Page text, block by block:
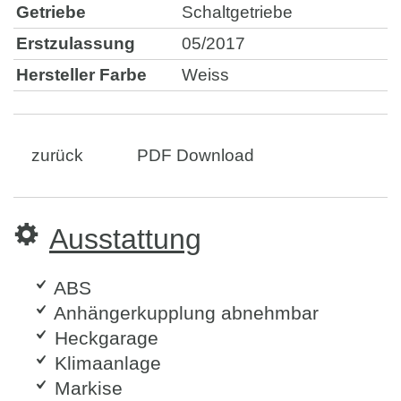
Getriebe
Schaltgetriebe
Erstzulassung
05/2017
Hersteller Farbe
Weiss
zurück PDF Download
Ausstattung
ABS
Anhängerkupplung abnehmbar
Heckgarage
Klimaanlage
Markise